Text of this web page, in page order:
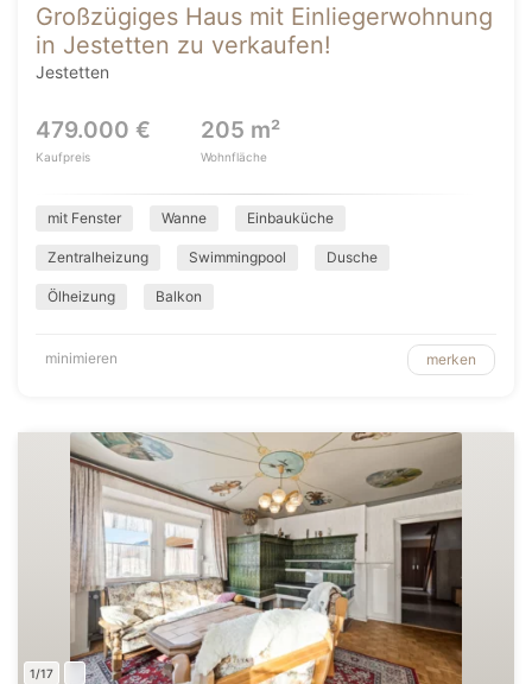
Großzügiges Haus mit Einliegerwohnung
in Jestetten zu verkaufen!
Jestetten
479.000 €
Kaufpreis
205 m²
Wohnfläche
mit Fenster Wanne Einbauküche
Zentralheizung Swimmingpool Dusche
Ölheizung Balkon
minimieren merken
1/17